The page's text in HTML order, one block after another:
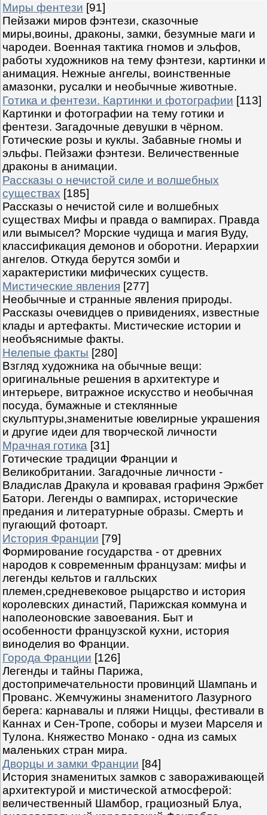
Миры фентези [91]
Пейзажи миров фэнтези, сказочные
миры,воины, драконы, замки, безумные маги и
чародеи. Военная тактика гномов и эльфов,
работы художников на тему фэнтези, картинки и
анимация. Нежные ангелы, воинственные
амазонки, русалки и необычные животные.
Готика и фентези. Картинки и фотографии [113]
Картинки и фотографии на тему готики и
фентези. Загадочные девушки в чёрном.
Готические розы и куклы. Забавные гномы и
эльфы. Пейзажи фэнтези. Величественные
драконы в анимации.
Рассказы о нечистой силе и волшебных
существах [185]
Рассказы о нечистой силе и волшебных
существах Мифы и правда о вампирах. Правда
или вымысел? Морские чудища и магия Вуду,
классификация демонов и оборотни. Иерархии
ангелов. Откуда берутся зомби и
характеристики мифических существ.
Мистические явления [277]
Необычные и странные явления природы.
Рассказы очевидцев о привидениях, известные
клады и артефакты. Мистические истории и
необъяснимые факты.
Нелепые факты [280]
Взгляд художника на обычные вещи:
оригинальные решения в архитектуре и
интерьере, витражное искусство и необычная
посуда, бумажные и стеклянные
скульптуры,знаменитые ювелирные украшения
и другие идеи для творческой личности
Мрачная готика [31]
Готические традиции Франции и
Великобритании. Загадочные личности -
Владислав Дракула и кровавая графиня Эржбет
Батори. Легенды о вампирах, исторические
предания и литературные образы. Смерть и
пугающий фотоарт.
История Франции [79]
Формирование государства - от древних
народов к современным французам: мифы и
легенды кельтов и галльских
племен,средневековое рыцарство и история
королевских династий, Парижская коммуна и
наполеоновские завоевания. Быт и
особенности французской кухни, история
виноделия во Франции.
Города Франции [126]
Легенды и тайны Парижа,
достопримечательности провинций Шампань и
Прованс. Жемчужины знаменитого Лазурного
берега: карнавалы и пляжи Ниццы, фестивали в
Каннах и Сен-Тропе, соборы и музеи Марселя и
Тулона. Княжество Монако - одна из самых
маленьких стран мира.
Дворцы и замки Франции [84]
История знаменитых замков с завораживающей
архитектурой и мистической атмосферой:
величественный Шамбор, грациозный Блуа,